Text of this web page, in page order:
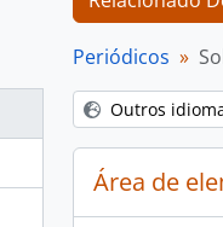
Periódicos
Outros
Área de